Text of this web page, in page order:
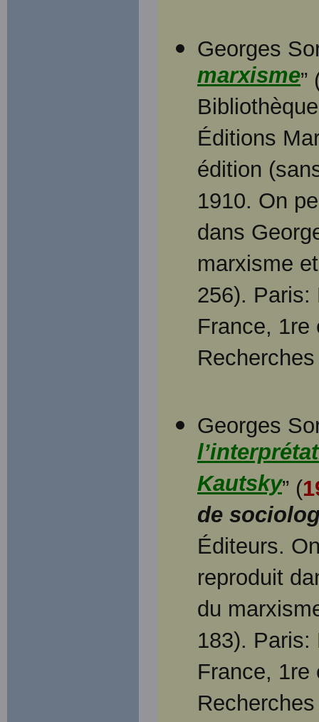
Georges
marxisme”
Éditions
édition
1910. On
dans
marxisme
256).
France,
Georges
Kautsky” (
de
Éditeurs.
reproduit
du
183).
France,